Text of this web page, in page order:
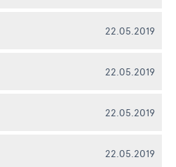
22.05.2019
22.05.2019
22.05.2019
22.05.2019